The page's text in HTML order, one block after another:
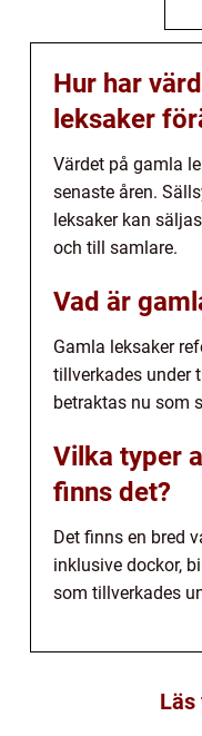
Hur har
leksaker
Värdet på gamla
senaste åren.
leksaker kan
och till samlare.
Vad är
Gamla leksaker
tillverkades under
betraktas nu som
Vilka typer
finns det?
Det finns en bred
inklusive dockor,
som tillverkades
Läs